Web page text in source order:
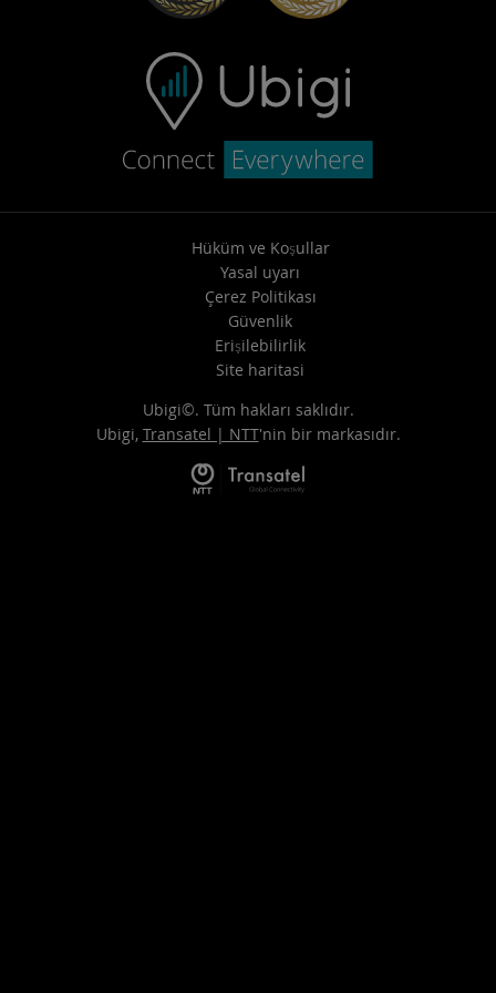
Hüküm ve Koşullar
Yasal uyarı
Çerez Politikası
Güvenlik
Erişilebilirlik
Site haritasi
Ubigi©. Tüm hakları saklıdır.
Ubigi, Transatel | NTT'nin bir markasıdır.